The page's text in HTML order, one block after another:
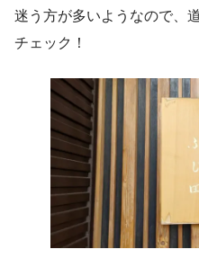
迷う方が多いようなので、
チェック！